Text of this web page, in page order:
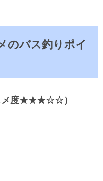
のバス釣りポイ
メ度★★★☆☆）